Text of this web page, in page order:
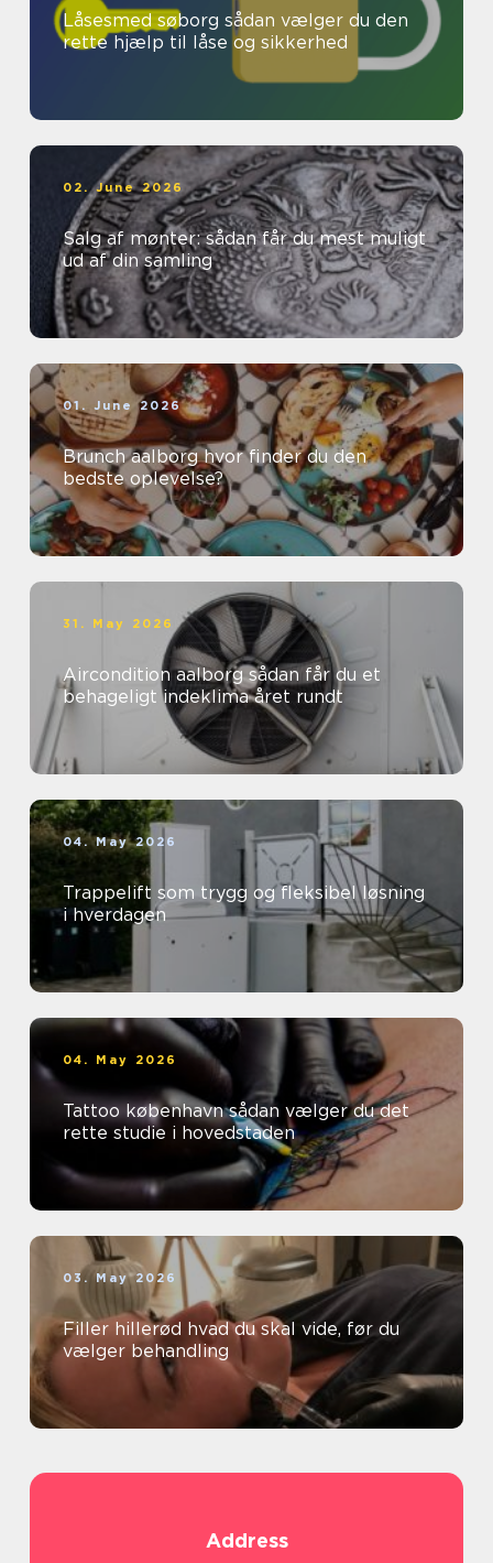
Låsesmed søborg sådan vælger du den
rette hjælp til låse og sikkerhed
02. June 2026
Salg af mønter: sådan får du mest muligt
ud af din samling
01. June 2026
Brunch aalborg hvor finder du den
bedste oplevelse?
31. May 2026
Aircondition aalborg sådan får du et
behageligt indeklima året rundt
04. May 2026
Trappelift som trygg og fleksibel løsning
i hverdagen
04. May 2026
Tattoo københavn sådan vælger du det
rette studie i hovedstaden
03. May 2026
Filler hillerød hvad du skal vide, før du
vælger behandling
Address